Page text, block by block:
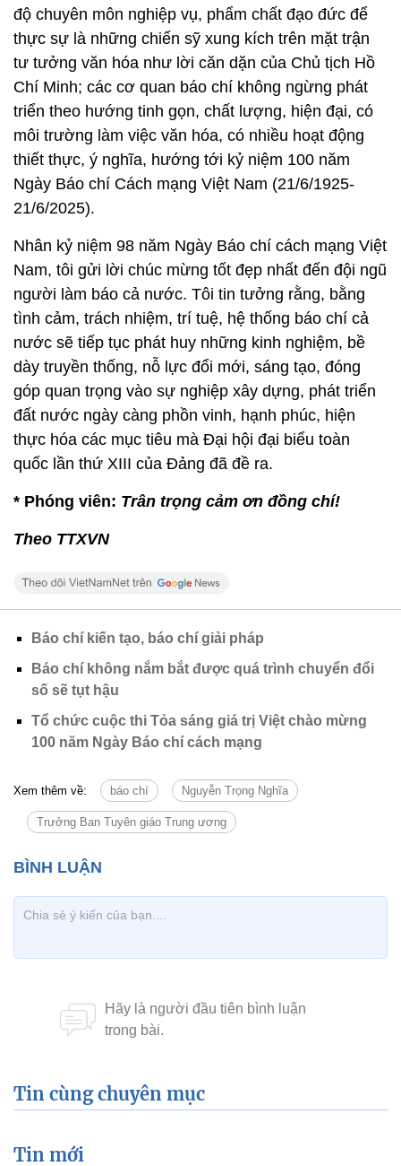
độ chuyên môn nghiệp vụ, phẩm chất đạo đức để
thực sự là những chiến sỹ xung kích trên mặt trận
tư tưởng văn hóa như lời căn dặn của Chủ tịch Hồ
Chí Minh; các cơ quan báo chí không ngừng phát
triển theo hướng tinh gọn, chất lượng, hiện đại, có
môi trường làm việc văn hóa, có nhiều hoạt động
thiết thực, ý nghĩa, hướng tới kỷ niệm 100 năm
Ngày Báo chí Cách mạng Việt Nam (21/6/1925-
21/6/2025).
Nhân kỷ niệm 98 năm Ngày Báo chí cách mạng Việt
Nam, tôi gửi lời chúc mừng tốt đẹp nhất đến đội ngũ
người làm báo cả nước. Tôi tin tưởng rằng, bằng
tình cảm, trách nhiệm, trí tuệ, hệ thống báo chí cả
nước sẽ tiếp tục phát huy những kinh nghiệm, bề
dày truyền thống, nỗ lực đổi mới, sáng tạo, đóng
góp quan trọng vào sự nghiệp xây dựng, phát triển
đất nước ngày càng phồn vinh, hạnh phúc, hiện
thực hóa các mục tiêu mà Đại hội đại biểu toàn
quốc lần thứ XIII của Đảng đã đề ra.
* Phóng viên: Trân trọng cảm ơn đồng chí!
Theo TTXVN
Báo chí kiến tạo, báo chí giải pháp
Báo chí không nắm bắt được quá trình chuyển đổi
số sẽ tụt hậu
Tổ chức cuộc thi Tỏa sáng giá trị Việt chào mừng
100 năm Ngày Báo chí cách mạng
Xem thêm về: báo chí Nguyễn Trọng Nghĩa
Trưởng Ban Tuyên giáo Trung ương
Tin cùng chuyên mục
Tin mới